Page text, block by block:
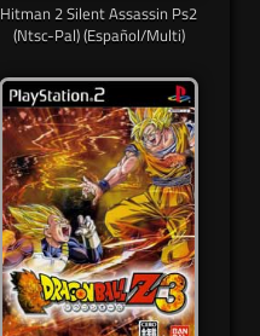
Hitman 2 Silent Assassin Ps2
(Ntsc-Pal) (Español/Multi)